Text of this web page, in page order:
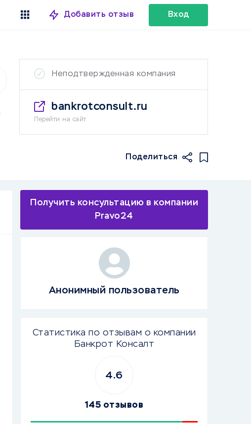
Добавить отзыв Вход
Неподтвержденная компания
bankrotconsult.ru
Перейти на сайт
Поделиться
Получить консультацию в компании
Pravo24
Анонимный пользователь
Статистика по отзывам о компании
Банкрот Консалт
4.6
145 отзывов